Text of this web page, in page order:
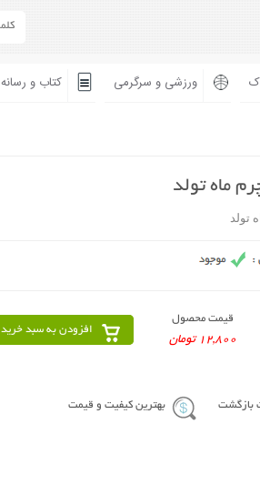
ورزشی و سرگرمی کتاب و رسانه
ماه تولد
تولد
قیمت محصول
12,800 تومان
افزودن به سبد خرید
بازگشت بهترین کیفیت و قیمت